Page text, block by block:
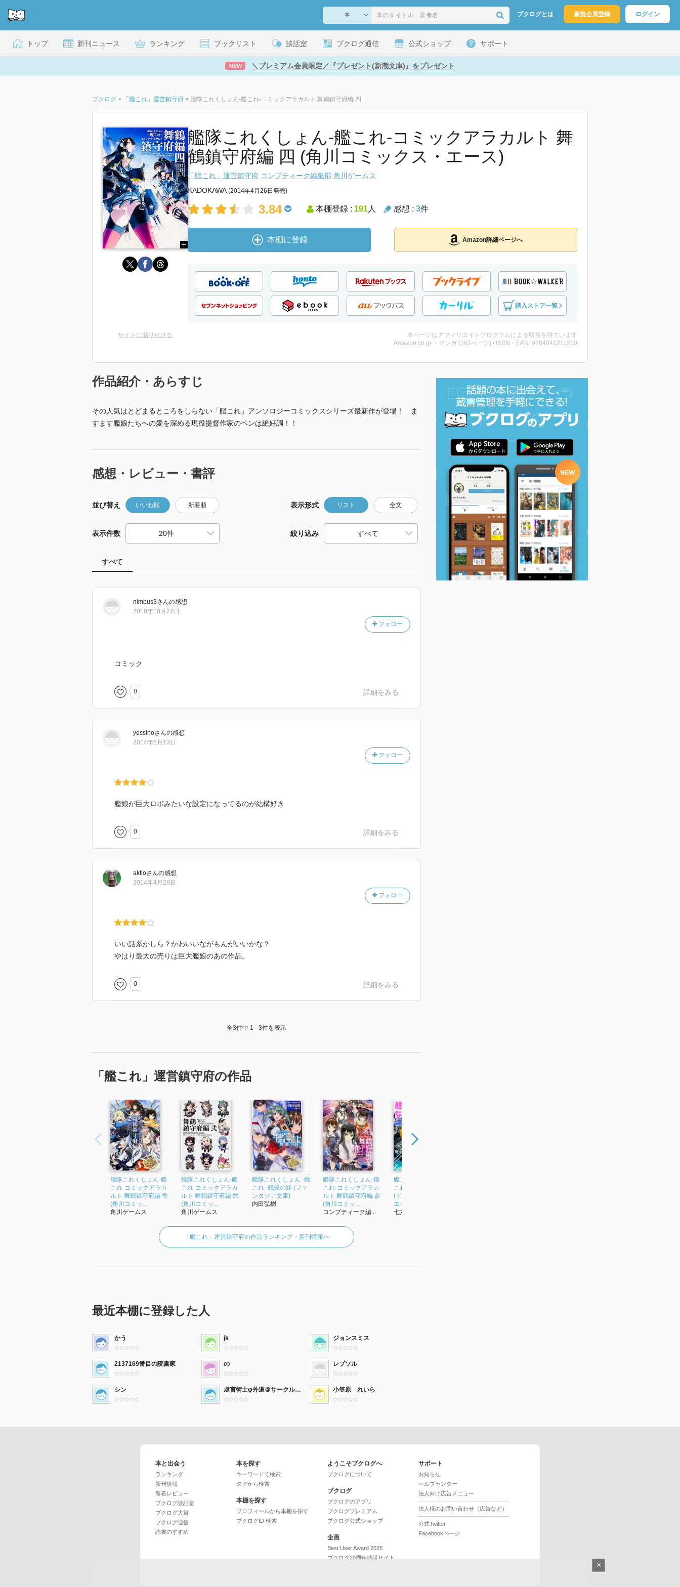
ブクログとは 新規会員登録 ログイン
トップ 新刊ニュース ランキング ブックリスト 談話室 ブクログ通信 公式ショップ サポート
NEW ＼プレミアム会員限定／『プレゼント(新潮文庫)』をプレゼント
ブクログ > 「艦これ」運営鎮守府 > 艦隊これくしょん‐艦これ‐コミックアラカルト 舞鶴鎮守府編 四
艦隊これくしょん‐艦これ‐コミックアラカルト 舞
鶴鎮守府編 四 (角川コミックス・エース)
「艦これ」運営鎮守府 コンプティーク編集部 角川ゲームス
KADOKAWA(2014年4月26日発売)
3.84 本棚登録 : 191人 感想 : 3件
本棚に登録 Amazon詳細ページへ
購入ストア一覧
サイトに貼り付ける
本ページはアフィリエイトプログラムによる収益を得ています
Amazon.co.jp ・マンガ (162ページ) / ISBN・EAN: 9784041211250
作品紹介・あらすじ
その人気はとどまるところをしらない「艦これ」アンソロジーコミックスシリーズ最新作が登場！ ま
すます艦娘たちへの愛を深める現役提督作家のペンは絶好調！！
感想・レビュー・書評
並び替え いいね順 新着順 表示形式 リスト 全文
表示件数 絞り込み
すべて
nimbus3さんの感想
フォロー
2018年10月22日
コミック
0 詳細をみる
yossinoさんの感想
フォロー
2014年5月13日
艦娘が巨大ロボみたいな設定になってるのが結構好き
0 詳細をみる
aktioさんの感想
フォロー
2014年4月29日
いい話系かしら？かわいいながもんがいいかな？
やはり最大の売りは巨大艦娘のあの作品。
0 詳細をみる
全3件中 1 - 3件を表示
「艦これ」運営鎮守府の作品
艦隊これくしょん‐艦
これ‐コミックアラカ
ルト 舞鶴鎮守府編 壱
(角川コミッ...
角川ゲームス
艦隊これくしょん‐艦
これ‐コミックアラカ
ルト 舞鶴鎮守府編 弐
(角川コミッ...
角川ゲームス
艦隊これくしょん -艦
これ- 鶴翼の絆 (ファ
ンタジア文庫)
内田弘樹
艦隊これくしょん‐艦
これ‐コミックアラカ
ルト 舞鶴鎮守府編 参
(角川コミッ...
コンプティーク編...
艦これなのです! 艦隊
これくしょん -艦これ-
(ドラゴンコミックス
エイジ)
七六
「艦これ」運営鎮守府の作品ランキング・新刊情報へ
最近本棚に登録した人
かう jk ジョンスミス
2137169番目の読書家 の レプソル
シン 虚言術士φ外道＠サークル燕石彼岸花阿衡 小笠原 れいら
本と出会う
ランキング
新刊情報
新着レビュー
ブクログ談話室
ブクログ大賞
ブクログ通信
読書のすすめ
本を探す
キーワードで検索
タグから検索
本棚を探す
プロフィールから本棚を探す
ブクログID 検索
ようこそブクログへ
ブクログについて
ブクログ
ブクログのアプリ
ブクログプレミアム
ブクログ公式ショップ
企画
Best User Award 2025
ブクログ20周年特設サイト
サポート
お知らせ
ヘルプセンター
法人向け広告メニュー
法人様のお問い合わせ（広告など）
公式Twitter
Facebookページ
×